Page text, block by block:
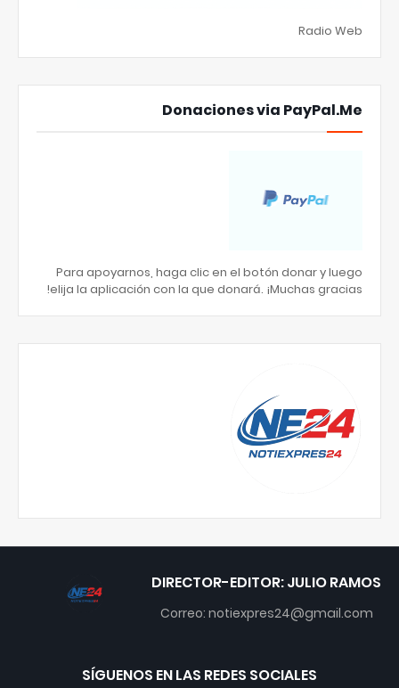
Radio Web
Donaciones via PayPal.Me
Para apoyarnos, haga clic en el botón donar y luego
elija la aplicación con la que donará. ¡Muchas gracias!
DIRECTOR-EDITOR: JULIO RAMOS
Correo: notiexpres24@gmail.com
SÍGUENOS EN LAS REDES SOCIALES